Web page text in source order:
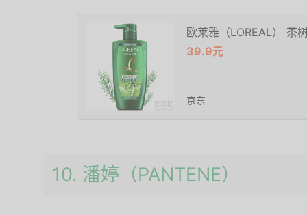
欧莱雅（LOREAL） 茶
39.9元
京东
10. 潘婷（PANTENE）